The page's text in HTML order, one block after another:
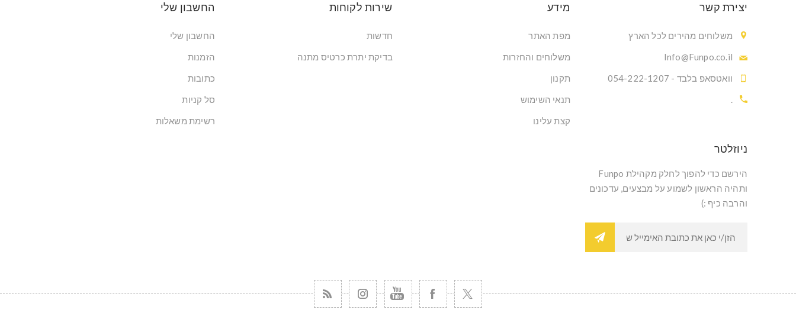
יצירת קשר
משלוחים מהירים לכל הארץ
Info@Funpo.co.il
וואטסאפ בלבד - 054-222-1207
.
מידע
מפת האתר
משלוחים והחזרות
תקנון
תנאי השימוש
קצת עלינו
שירות לקוחות
חדשות
בדיקת יתרת כרטיס מתנה
החשבון שלי
החשבון שלי
הזמנות
כתובות
סל קניות
רשימת משאלות
ניוזלטר
הירשם כדי להפוך לחלק מקהילת Funpo
ותהיה הראשון לשמוע על מבצעים, עדכונים
והרבה כיף :)